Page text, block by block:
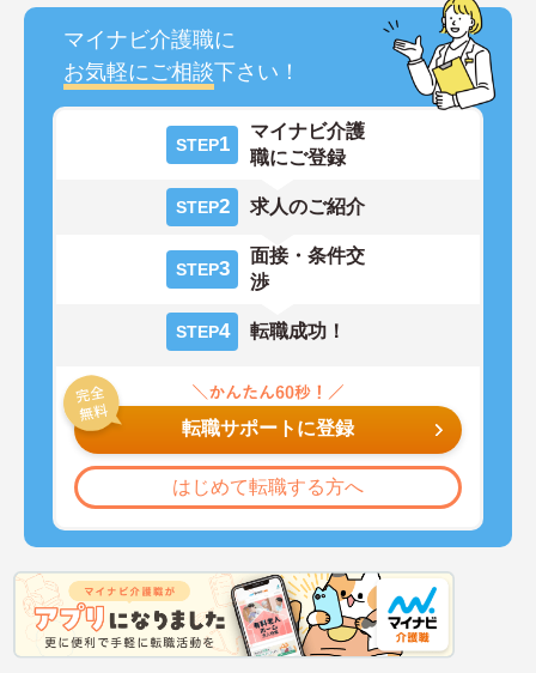
マイナビ介護職に
お気軽にご相談下さい！
STEP1
マイナビ介護
職にご登録
STEP2 求人のご紹介
STEP3
面接・条件交
渉
STEP4 転職成功！
転職サポートに登録
はじめて転職する方へ